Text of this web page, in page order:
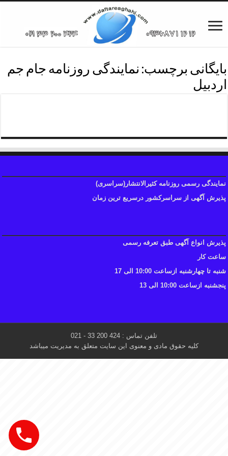
بایگانی برچسب: نمایندگی روزنامه جام جم
اردبیل
نمایندگی رسمی روزنامه کثیرالانتشار(سراسری)
پذیرش آگهی از سراسرکشور درسریع ترین زمان
پذیرش انواع آگهی طبق تعرفه رسمی
ساعت کار
شنبه تا چهارشنبه ازساعت 10:00 الی 17
پنجشنبه ازساعت 10:00 الی 13
تلفن تماس : 424 200 33 - 021
کلیه حقوق مادی و معنوی این سایت متعلق به مدیریت میباشد